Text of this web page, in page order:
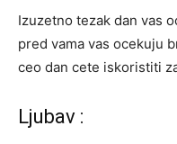
Izuzetno tezak dan vas
pred vama vas ocekuju
ceo dan cete iskoristiti
Ljubav :